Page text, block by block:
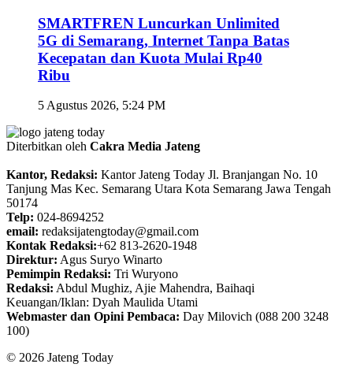
SMARTFREN Luncurkan Unlimited
5G di Semarang, Internet Tanpa Batas
Kecepatan dan Kuota Mulai Rp40
Ribu
5 Agustus 2026, 5:24 PM
Diterbitkan oleh Cakra Media Jateng
Kantor, Redaksi: Kantor Jateng Today Jl. Branjangan No. 10
Tanjung Mas Kec. Semarang Utara Kota Semarang Jawa Tengah
50174
Telp: 024-8694252
email: redaksijatengtoday@gmail.com
Kontak Redaksi:+62 813-2620-1948
Direktur: Agus Suryo Winarto
Pemimpin Redaksi: Tri Wuryono
Redaksi: Abdul Mughiz, Ajie Mahendra, Baihaqi
Keuangan/Iklan: Dyah Maulida Utami
Webmaster dan Opini Pembaca: Day Milovich (088 200 3248
100)
© 2026 Jateng Today